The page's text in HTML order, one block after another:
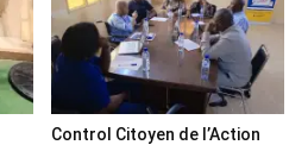
Control Citoyen de l’Action